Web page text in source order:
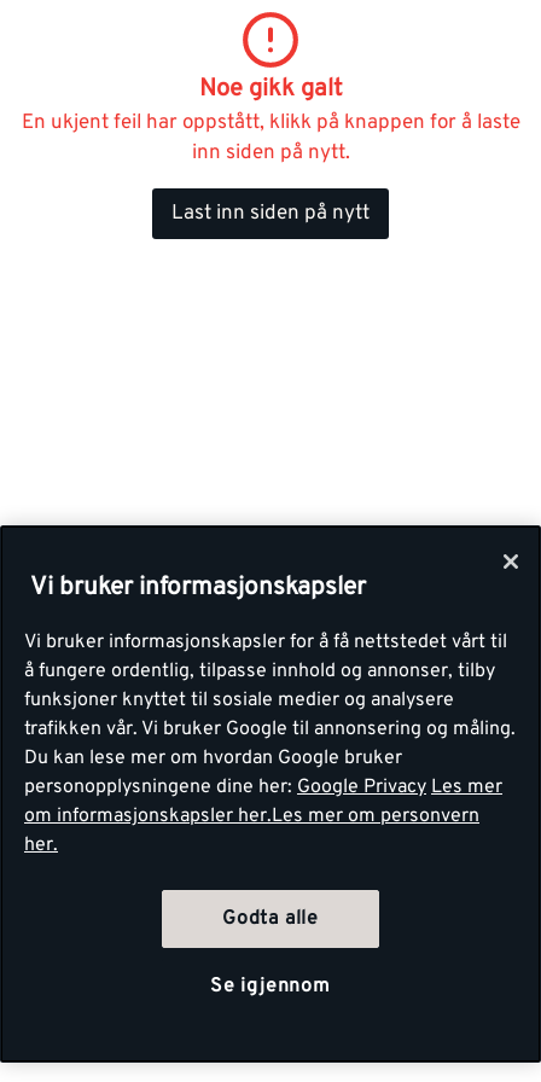
Noe gikk galt
En ukjent feil har oppstått, klikk på knappen for å laste
inn siden på nytt.
Last inn siden på nytt
Vi bruker informasjonskapsler
Vi bruker informasjonskapsler for å få nettstedet vårt til
å fungere ordentlig, tilpasse innhold og annonser, tilby
funksjoner knyttet til sosiale medier og analysere
trafikken vår. Vi bruker Google til annonsering og måling.
Du kan lese mer om hvordan Google bruker
personopplysningene dine her: Google Privacy Les mer
om informasjonskapsler her.Les mer om personvern
her.
Godta alle
Se igjennom